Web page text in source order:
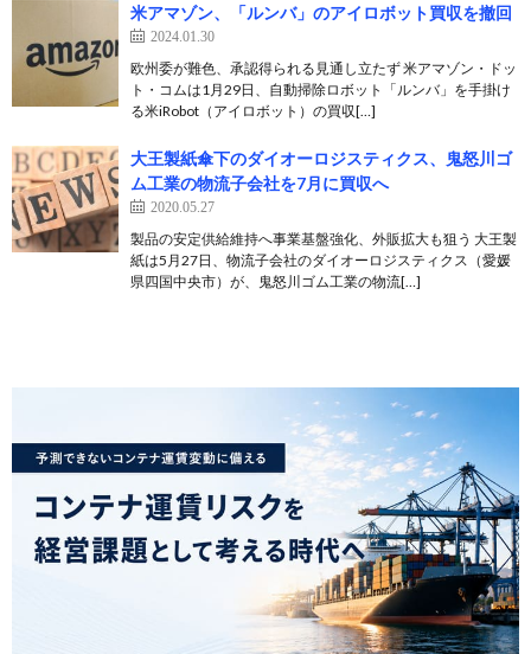
米アマゾン、「ルンバ」のアイロボット買収を撤回
2024.01.30
欧州委が難色、承認得られる見通し立たず 米アマゾン・ドッ
ト・コムは1月29日、自動掃除ロボット「ルンバ」を手掛け
る米iRobot（アイロボット）の買収[…]
大王製紙傘下のダイオーロジスティクス、鬼怒川ゴ
ム工業の物流子会社を7月に買収へ
2020.05.27
製品の安定供給維持へ事業基盤強化、外販拡大も狙う 大王製
紙は5月27日、物流子会社のダイオーロジスティクス（愛媛
県四国中央市）が、鬼怒川ゴム工業の物流[…]